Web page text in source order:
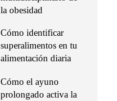
la obesidad
Cómo identificar
superalimentos en tu
alimentación diaria
Cómo el ayuno
prolongado activa la